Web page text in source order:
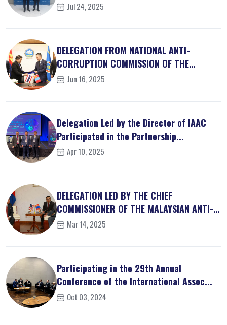
Jul 24, 2025
DELEGATION FROM NATIONAL ANTI-
CORRUPTION COMMISSION OF THE
KINGDOM OF ...
Jun 16, 2025
Delegation Led by the Director of IAAC
Participated in the Partnership...
Apr 10, 2025
DELEGATION LED BY THE CHIEF
COMMISSIONER OF THE MALAYSIAN ANTI-
CORRUPT...
Mar 14, 2025
Participating in the 29th Annual
Conference of the International Assoc...
Oct 03, 2024